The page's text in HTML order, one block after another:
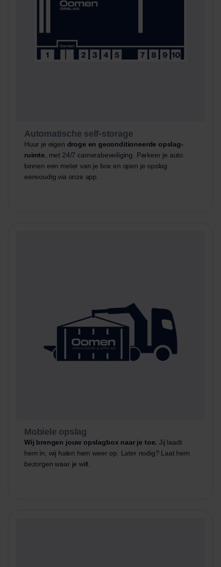
Automatische self-storage
Huur je eigen droge en geconditioneerde opslag-
ruimte , met 24/7 camerabeveiliging. Parkeer je auto
binnen een meter van je box en open je opslag
eenvoudig via onze app.
Mobiele opslag
Wij brengen jouw opslagbox naar je toe. Jij laadt
hem in, wij halen hem weer op. Later nodig? Laat hem
bezorgen waar je wilt.